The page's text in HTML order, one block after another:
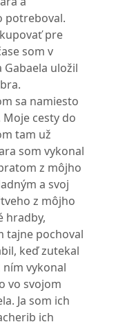
potreboval.
pre
som v
Gabaela uložil
sa namiesto
cesty do
tam už
som vykonal
z môjho
a svoj
z môjho
hradby,
tajne pochoval
keď zutekal
ním vykonal
vo svojom
Ja som ich
ich